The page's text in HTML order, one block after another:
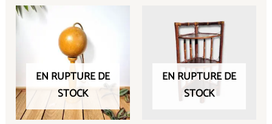
EN RUPTURE DE
STOCK
EN RUPTURE DE
STOCK